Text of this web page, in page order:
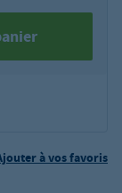
à vos favoris